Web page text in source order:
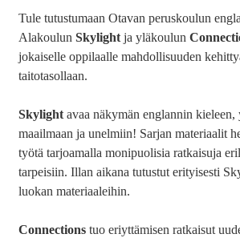
Tule tutustumaan Otavan peruskoulun
Alakoulun Skylight ja yläkoulun
jokaiselle oppilaalle mahdollisuuden
taitotasollaan.
Skylight avaa näkymän englannin kieleen,
maailmaan ja unelmiin! Sarjan materiaalit
työtä tarjoamalla monipuolisia ratkaisuja
tarpeisiin. Illan aikana tutustut erityisesti
luokan materiaaleihin.
Connections tuo eriyttämisen ratkaisut